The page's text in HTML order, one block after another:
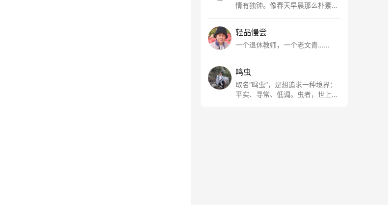
情有独钟。像春天早晨那么朴素，
轻品慢尝
一个退休教师，一个老文青……
鸣虫
取名“鸣虫”，是想追求一种境界：
平实、寻常、低调。虫者，世上最